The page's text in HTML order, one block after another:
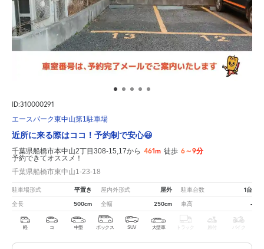
ID:310000291
エースパーク東中山第1駐車場
近所に来る際はココ！予約制で安心😃
千葉県船橋市本中山2丁目308-15,17から 461m 徒歩 6～9分
予約できてオススメ！
千葉県船橋市東中山1-23-18
駐車場形式 平置き 屋内外形式 屋外 駐車台数 1台
全長 500cm 全幅 250cm 車高 -
軽 コ 中型 ボックス SUV 大型車 トラック 原付 バイク